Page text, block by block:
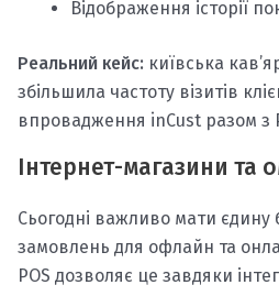
Відображення історії
Реальний кейс: київська
збільшила частоту візитів
впровадження inCust разом з
Інтернет-магазини та
Сьогодні важливо мати єдину
замовлень для офлайн та
POS дозволяє це завдяки